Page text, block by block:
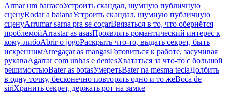
Armar um barracoУстроить скандал, шумную публичную
сценуRodar a baianaУстроить скандал, шумную публичную
сценуArrumar sarna pra se coçarВвязаться в то, что обернётся
проблемойArrastar as asasПроявлять романтический интерес к
кому-либоAbrir o jogoРаскрыть что-то, выдать секрет, быть
искреннимArregaçar as mangasГотовиться к работе, засучивая
рукаваAgarrar com unhas e dentesХвататься за что-то с большой
решимостьюBater as botasУмеретьBater na mesma teclaДолбить
в одну точку, бесконечно повторять одно и то жеBoca de
siriХранить секрет, держать рот на замке